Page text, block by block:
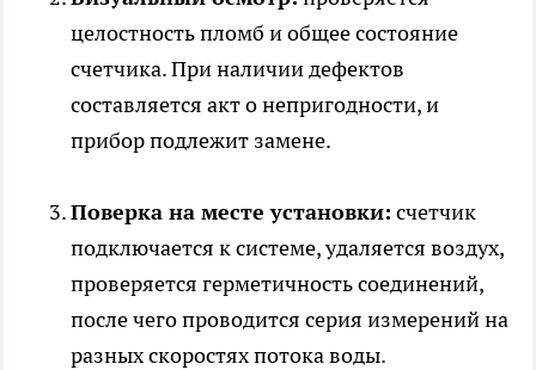
целостность пломб и общее состояние
счетчика. При наличии дефектов
составляется акт о непригодности, и
прибор подлежит замене.
Поверка на месте установки: счетчик
подключается к системе, удаляется воздух,
проверяется герметичность соединений,
после чего проводится серия измерений на
разных скоростях потока воды.